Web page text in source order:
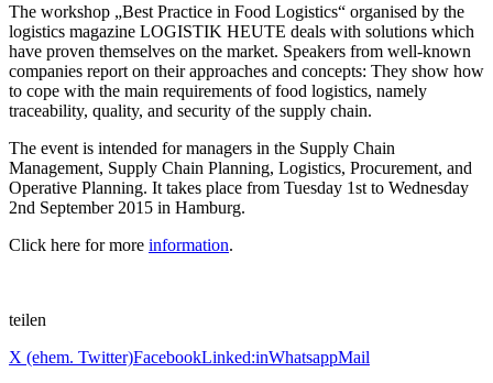
The workshop „Best Practice in Food Logistics“ organised by the
logistics magazine LOGISTIK HEUTE deals with solutions which
have proven themselves on the market. Speakers from well-known
companies report on their approaches and concepts: They show how
to cope with the main requirements of food logistics, namely
traceability, quality, and security of the supply chain.
The event is intended for managers in the Supply Chain
Management, Supply Chain Planning, Logistics, Procurement, and
Operative Planning. It takes place from Tuesday 1st to Wednesday
2nd September 2015 in Hamburg.
Click here for more information.
teilen
X (ehem. Twitter)FacebookLinked:inWhatsappMail